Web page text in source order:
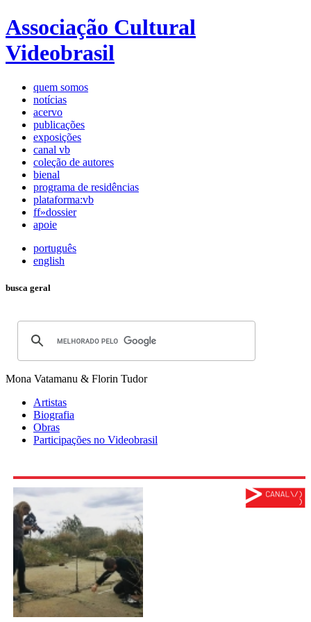
Associação Cultural
Videobrasil
quem somos
notícias
acervo
publicações
exposições
canal vb
coleção de autores
bienal
programa de residências
plataforma:vb
ff»dossier
apoie
português
english
busca geral
Mona Vatamanu & Florin Tudor
Artistas
Biografia
Obras
Participações no Videobrasil